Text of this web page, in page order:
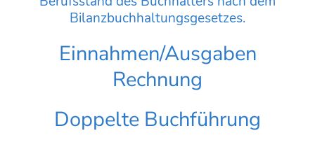
Bilanzbuchhaltungsgesetzes.
Einnahmen/Ausgaben
Rechnung
Doppelte Buchführung